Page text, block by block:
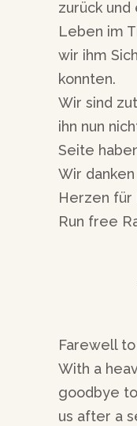
zurück
Leben im
wir ihm
konnten.
Wir sind
ihn nun
Seite
Wir
Herzen für
Run free
Farewell to
With a
goodbye
us after a